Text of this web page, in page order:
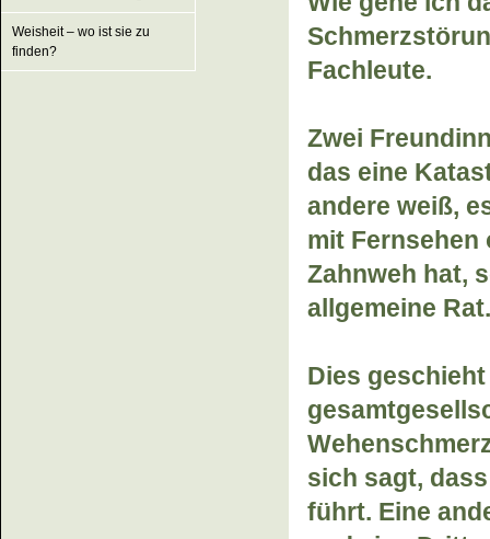
Weisheit – wo ist sie zu
finden?
Fachleute.
Zwei
das eine
andere weiß,
mit Fernsehen
Zahnweh hat,
allgemeine Rat.
Dies
sich sagt,
führt. Eine